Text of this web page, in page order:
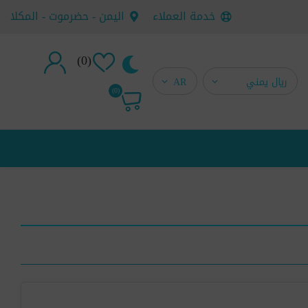
خدمة العملاء اليمن - حضرموت - المكلا
(0)
تسجيل جديد(0)